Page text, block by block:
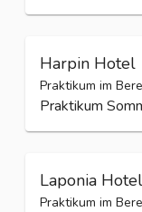
Harpin Hotel
Praktikum im
Praktikum
Laponia
Praktikum im